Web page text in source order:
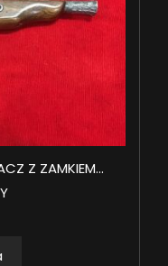
Z ZAMKIEM...